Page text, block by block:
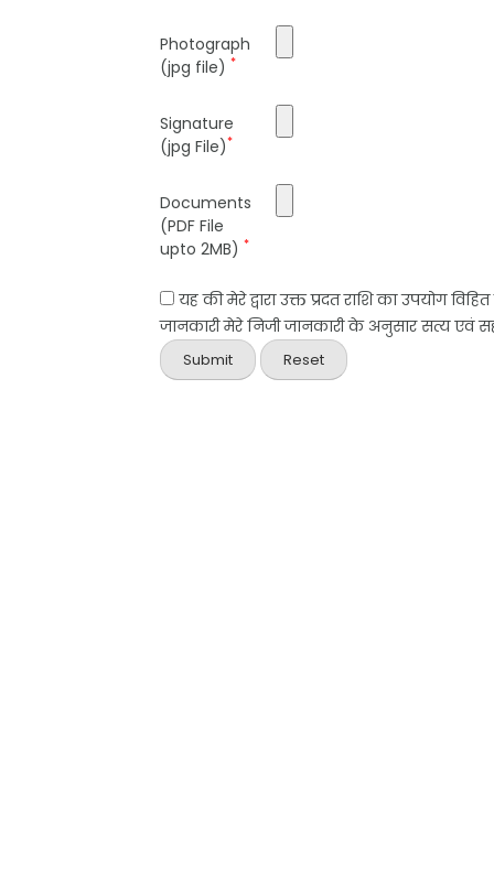
Photograph
(jpg file) *
Signature
(jpg File)*
Documents
(PDF File
upto 2MB) *
यह की मेरे द्वारा उक्त प्रदत राशि का उपयोग
जानकारी मेरे निजी जानकारी के अनुसार सत्य एवं